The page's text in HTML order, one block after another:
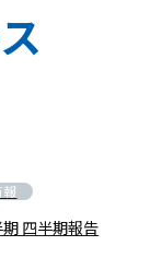
報
四半期報告